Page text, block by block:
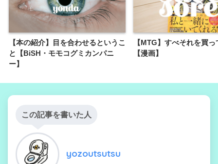
【本の紹介】目を合わせるというこ
と【BiSH・モモコグミカンパニ
ー】
【MTG】すべそれを買
【漫画】
この記事を書いた人
yozoutsutsu